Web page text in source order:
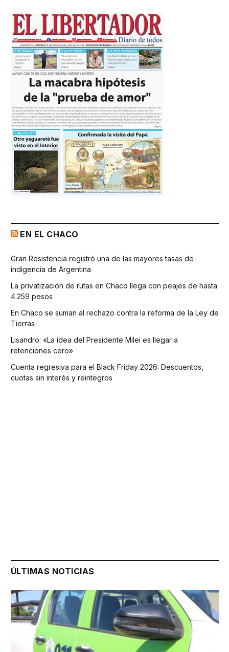
EN EL CHACO
Gran Resistencia registró una de las mayores tasas de
indigencia de Argentina
La privatización de rutas en Chaco llega con peajes de hasta
4.259 pesos
En Chaco se suman al rechazo contra la reforma de la Ley de
Tierras
Lisandro: «La idea del Presidente Milei es llegar a
retenciones cero»
Cuenta regresiva para el Black Friday 2026: Descuentos,
cuotas sin interés y reintegros
ÚLTIMAS NOTICIAS